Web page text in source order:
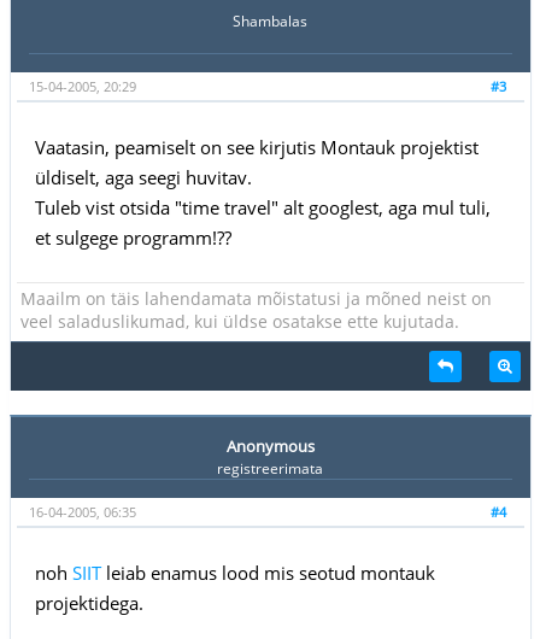
Shambalas
#3
15-04-2005, 20:29
Vaatasin, peamiselt on see kirjutis Montauk projektist
üldiselt, aga seegi huvitav.
Tuleb vist otsida "time travel" alt googlest, aga mul tuli,
et sulgege programm!??
Maailm on täis lahendamata mõistatusi ja mõned neist on
veel saladuslikumad, kui üldse osatakse ette kujutada.
Anonymous
registreerimata
#4
16-04-2005, 06:35
noh SIITleiab enamus lood mis seotud montauk
projektidega.